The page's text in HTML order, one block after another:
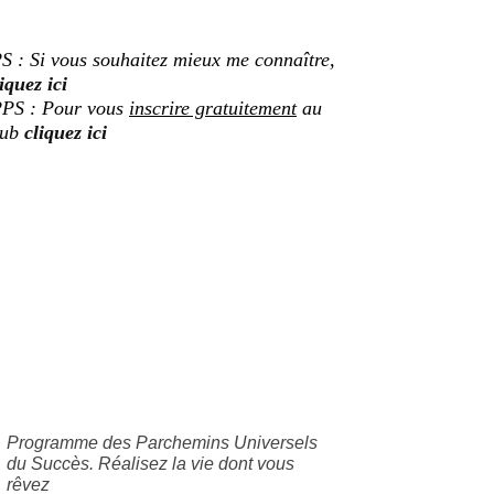
: Si vous souhaitez mieux me connaître,
ici
: Pour vous inscrire gratuitementau
cliquez ici
Programme des Parchemins Universels
du Succès. Réalisez la vie dont vous
rêvez